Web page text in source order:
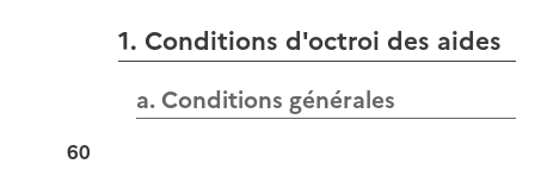
1. Conditions d'octroi des aides
a. Conditions générales
60